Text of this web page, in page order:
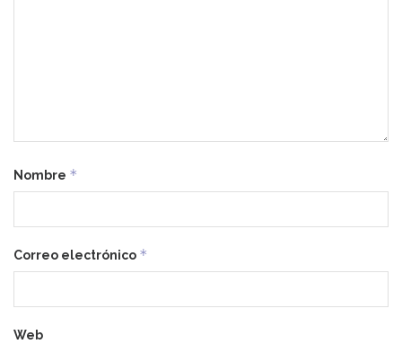
Nombre *
Correo electrónico *
Web